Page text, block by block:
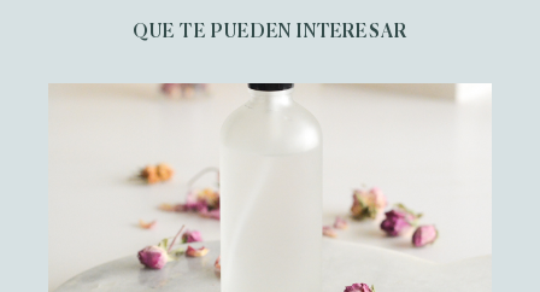
QUE TE PUEDEN INTERESAR